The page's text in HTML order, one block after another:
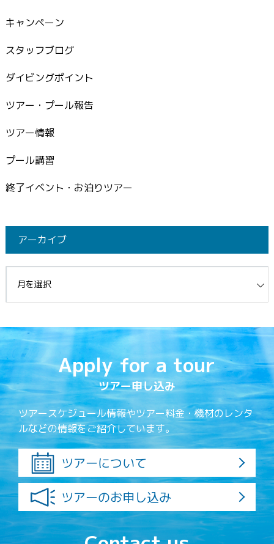
キャンペーン
スタッフブログ
ダイビングポイント
ツアー・プール報告
ツアー情報
プール講習
終了イベント・お泊りツアー
アーカイブ
Apply for a tour
ツアー申し込み
ツアースケジュール情報やツアー料金・機材のレンタ
ルなどの情報をご紹介しています。
ツアーについて
ツアーのお申し込み